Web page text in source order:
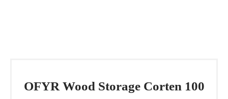
OFYR Wood Storage Corten 100